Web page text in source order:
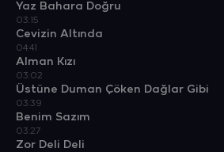
Yaz Bahara Doğru
03:15
Cevizin Altında
04:41
Alman Kızı
03:02
Üstüne Duman Çöken Dağlar Gibi
03:39
Benim Sazım
03:27
Zor Deli Deli